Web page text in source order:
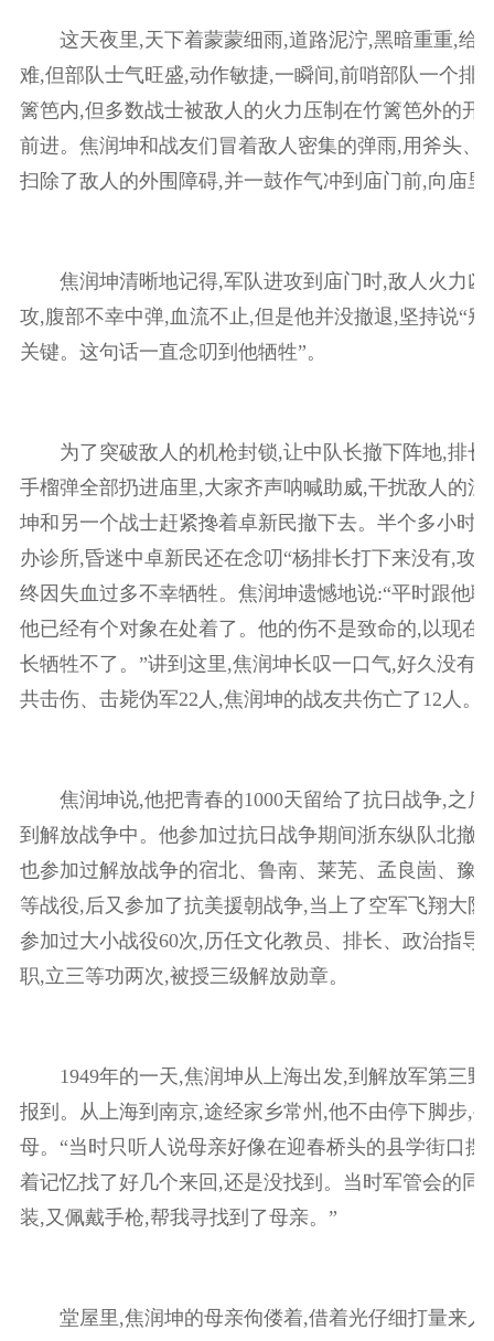
这天夜里,天下着蒙蒙细雨,道路泥泞,黑暗重重,给
难,但部队士气旺盛,动作敏捷,一瞬间,前哨部队一个排
篱笆内,但多数战士被敌人的火力压制在竹篱笆外的开
前进。焦润坤和战友们冒着敌人密集的弹雨,用斧头、
扫除了敌人的外围障碍,并一鼓作气冲到庙门前,向庙里
焦润坤清晰地记得,军队进攻到庙门时,敌人火力凶
攻,腹部不幸中弹,血流不止,但是他并没撤退,坚持说“
关键。这句话一直念叨到他牺牲”。
为了突破敌人的机枪封锁,让中队长撤下阵地,排长
手榴弹全部扔进庙里,大家齐声呐喊助威,干扰敌人的
坤和另一个战士赶紧搀着卓新民撤下去。半个多小时
办诊所,昏迷中卓新民还在念叨“杨排长打下来没有,攻
终因失血过多不幸牺牲。焦润坤遗憾地说:“平时跟他
他已经有个对象在处着了。他的伤不是致命的,以现在
长牺牲不了。”讲到这里,焦润坤长叹一口气,好久没有
共击伤、击毙伪军22人,焦润坤的战友共伤亡了12人
焦润坤说,他把青春的1000天留给了抗日战争,之后
到解放战争中。他参加过抗日战争期间浙东纵队北撤
也参加过解放战争的宿北、鲁南、莱芜、孟良崮、豫
等战役,后又参加了抗美援朝战争,当上了空军飞翔大
参加过大小战役60次,历任文化教员、排长、政治指导
职,立三等功两次,被授三级解放勋章。
1949年的一天,焦润坤从上海出发,到解放军第三野
报到。从上海到南京,途经家乡常州,他不由停下脚步,
母。“当时只听人说母亲好像在迎春桥头的县学街口摆
着记忆找了好几个来回,还是没找到。当时军管会的同
装,又佩戴手枪,帮我寻找到了母亲。”
堂屋里,焦润坤的母亲佝偻着,借着光仔细打量来人